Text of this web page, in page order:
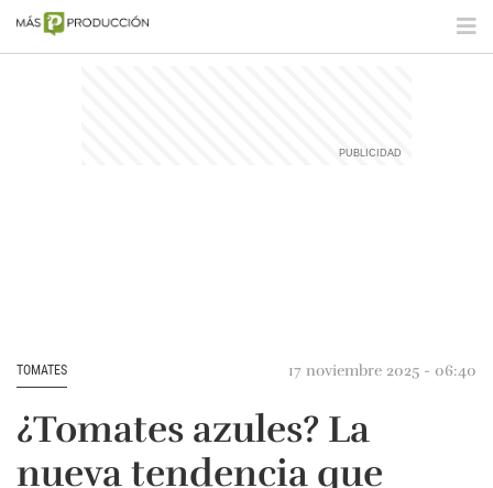
TOMATES 17 noviembre 2025 - 06:40
¿Tomates azules? La
nueva tendencia que